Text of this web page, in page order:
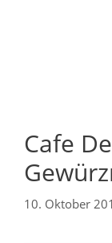
Cafe
10. Oktober